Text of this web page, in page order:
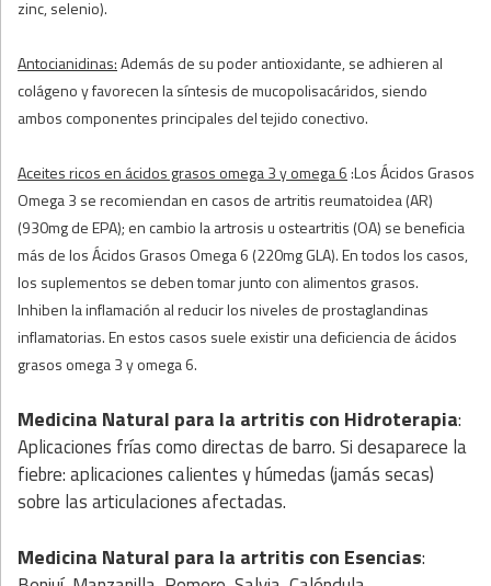
zinc, selenio).
Antocianidinas:Además de su poder antioxidante, se adhieren al
colágeno y favorecen la síntesis de mucopolisacáridos, siendo
ambos componentes principales del tejido conectivo.
Aceites ricos en ácidos grasos omega 3 y omega 6:Los Ácidos Grasos
Omega 3 se recomiendan en casos de artritis reumatoidea (AR)
(930mg de EPA); en cambio la artrosis u osteartritis (OA) se beneficia
más de los Ácidos Grasos Omega 6 (220mg GLA). En todos los casos,
los suplementos se deben tomar junto con alimentos grasos.
Inhiben la inflamación al reducir los niveles de prostaglandinas
inflamatorias. En estos casos suele existir una deficiencia de ácidos
grasos omega 3 y omega 6.
Medicina Natural para la artritis con Hidroterapia:
Aplicaciones frías como directas de barro. Si desaparece la
fiebre: aplicaciones calientes y húmedas (jamás secas)
sobre las articulaciones afectadas.
Medicina Natural para la artritis con Esencias: